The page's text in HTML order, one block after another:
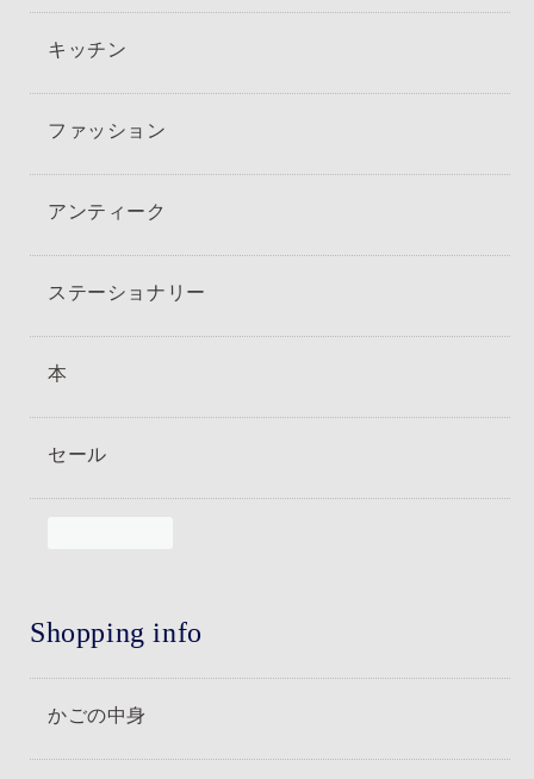
キッチン
ファッション
アンティーク
ステーショナリー
本
セール
Shopping info
かごの中身